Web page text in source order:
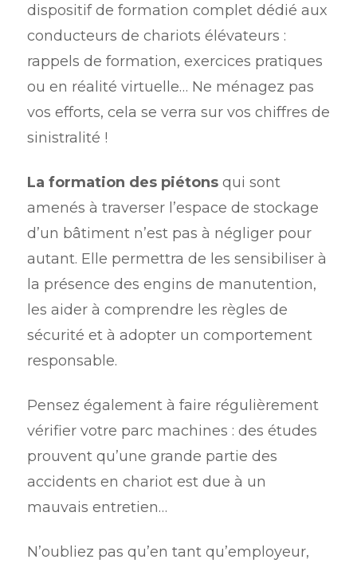
dispositif de formation complet dédié aux
conducteurs de chariots élévateurs :
rappels de formation, exercices pratiques
ou en réalité virtuelle… Ne ménagez pas
vos efforts, cela se verra sur vos chiffres de
sinistralité !
La formation des piétons qui sont
amenés à traverser l’espace de stockage
d’un bâtiment n’est pas à négliger pour
autant. Elle permettra de les sensibiliser à
la présence des engins de manutention,
les aider à comprendre les règles de
sécurité et à adopter un comportement
responsable.
Pensez également à faire régulièrement
vérifier votre parc machines : des études
prouvent qu’une grande partie des
accidents en chariot est due à un
mauvais entretien…
N’oubliez pas qu’en tant qu’employeur,